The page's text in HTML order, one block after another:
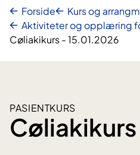
Forside
Kurs og
Aktiviteter og opplæring
Cøliakikurs - 15.01.2026
PASIENTKURS
Cøliakikurs